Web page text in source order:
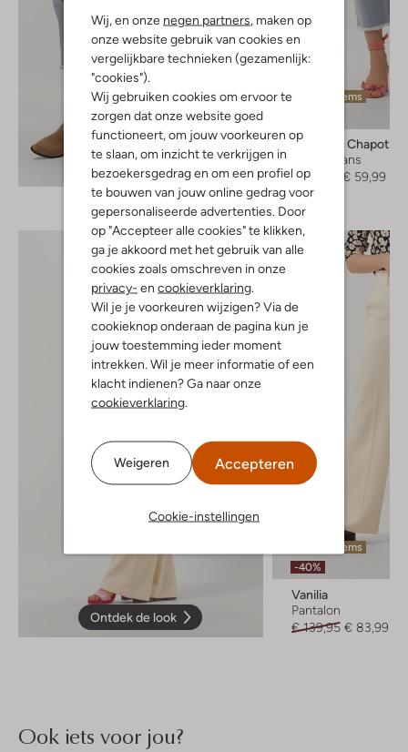
Wij, en onze negen partners , maken op
onze website gebruik van cookies en
vergelijkbare technieken (gezamenlijk:
"cookies").
Wij gebruiken cookies om ervoor te
zorgen dat onze website goed
functioneert, om jouw voorkeuren op
te slaan, om inzicht te verkrijgen in
bezoekersgedrag en om een profiel op
te bouwen van jouw online gedrag voor
gepersonaliseerde advertenties. Door
op "Accepteer alle cookies" te klikken,
ga je akkoord met het gebruik van alle
cookies zoals omschreven in onze
privacy- en cookieverklaring
Wil je je voorkeuren wijzigen? Via de
cookieknop onderaan de pagina kun je
jouw toestemming ieder moment
intrekken. Wil je meer informatie of een
klacht indienen? Ga naar onze
cookieverklaring
Weigeren Accepteren
Cookie-instellingen
Ontdek de look
Laatste items
Fabienne Chapot
Flared jeans
€ 119,95
€ 59,99
Ontdek de look
Laatste items
-40%
Vanilia
Pantalon
€ 139,95 € 83,99
Ook iets voor jou?